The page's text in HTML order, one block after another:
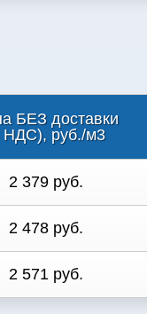
БЕЗ доставки
НДС), руб./м3
2 379 руб.
2 478 руб.
2 571 руб.